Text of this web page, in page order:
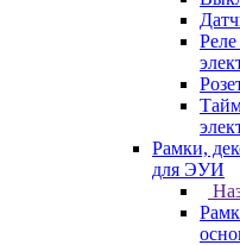
Рамки,
для ЭУИ